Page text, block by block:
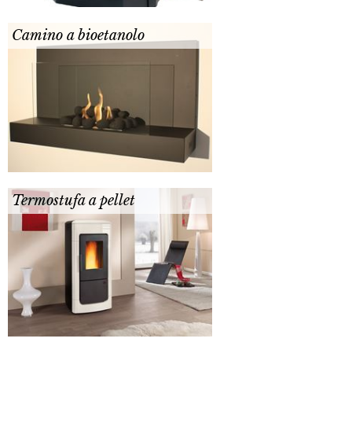
Camino a bioetanolo
Termostufa a pellet